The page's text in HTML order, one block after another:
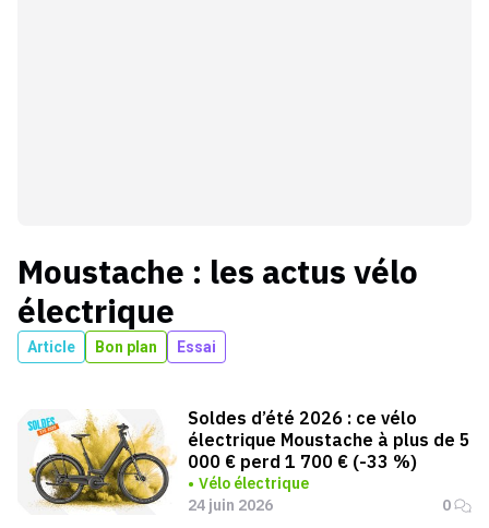
Moustache : les actus vélo
électrique
Article Bon plan Essai
Soldes d’été 2026 : ce vélo
électrique Moustache à plus de 5
000 € perd 1 700 € (-33 %)
Vélo électrique
24 juin 2026
0